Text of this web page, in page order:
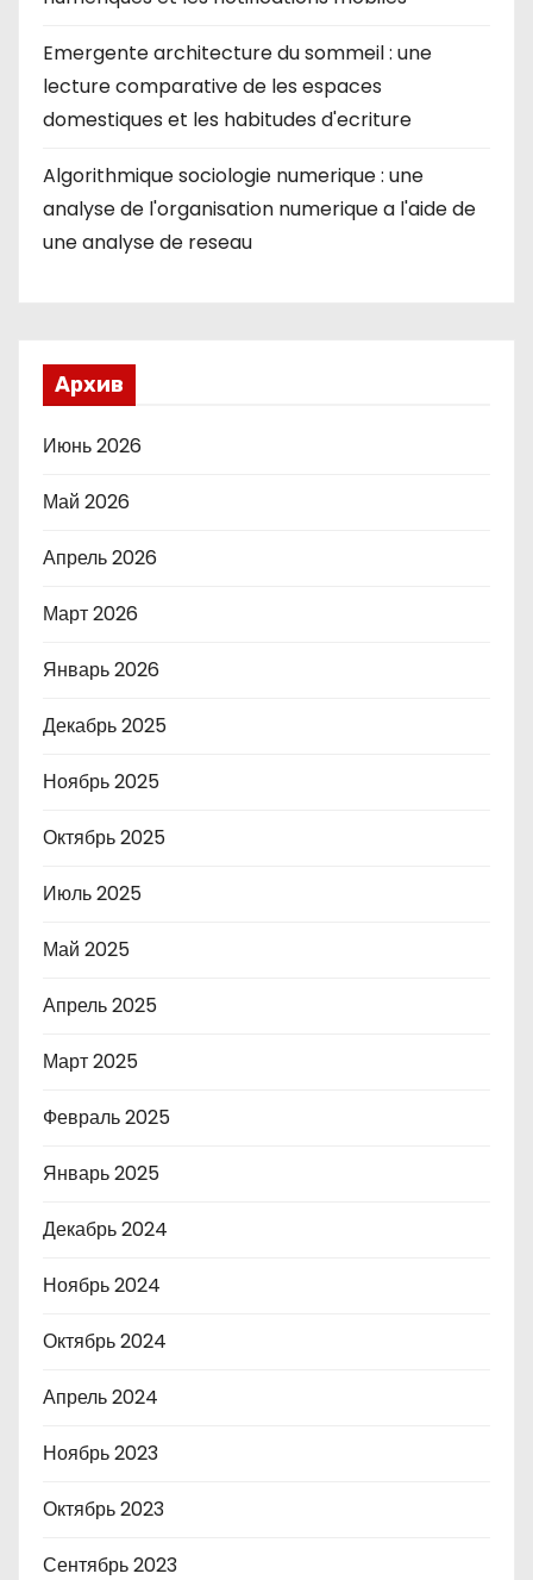
Emergente architecture du sommeil : une
lecture comparative de les espaces
domestiques et les habitudes d'ecriture
Algorithmique sociologie numerique : une
analyse de l'organisation numerique a l'aide de
une analyse de reseau
Архив
Июнь 2026
Май 2026
Апрель 2026
Март 2026
Январь 2026
Декабрь 2025
Ноябрь 2025
Октябрь 2025
Июль 2025
Май 2025
Апрель 2025
Март 2025
Февраль 2025
Январь 2025
Декабрь 2024
Ноябрь 2024
Октябрь 2024
Апрель 2024
Ноябрь 2023
Октябрь 2023
Сентябрь 2023